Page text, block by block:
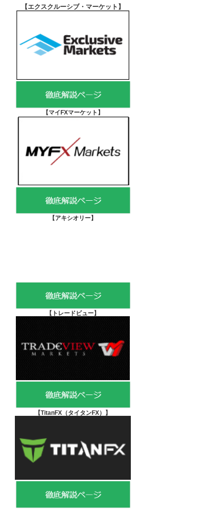
【エクスクルーシブ・マーケット 】
【マイFXマーケット 】
【アキシオリー】
【 トレードビュー】
【TitanFX（タイタンFX） 】